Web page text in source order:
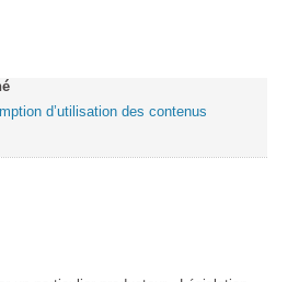
d’utilisation des contenus